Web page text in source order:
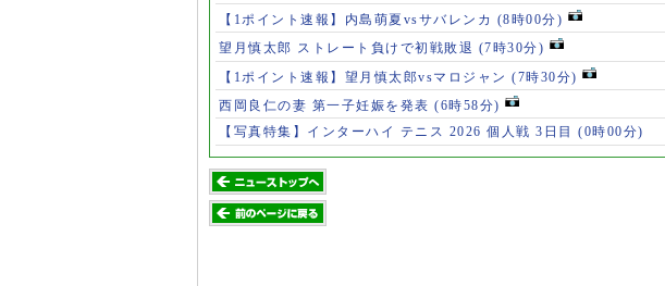
【1ポイント速報】内島萌夏vsサバレンカ (8時00分)
望月慎太郎 ストレート負けで初戦敗退 (7時30分)
【1ポイント速報】望月慎太郎vsマロジャン (7時30分)
西岡良仁の妻 第一子妊娠を発表 (6時58分)
【写真特集】インターハイ テニス 2026 個人戦 3日目 (0時00分)